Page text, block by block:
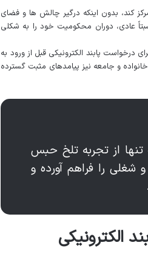
کند، بدون اینکه درگیر چالش ها و فضای
عادی، دوران محکومیت خود را به شکلی
پابند الکترونیکی قبل از ورود به
و جامعه نیز پیامدهای مثبت گسترده
تنها از تجربه تلخ حبس
شغلی را فراهم آورده و
الکترونیکی